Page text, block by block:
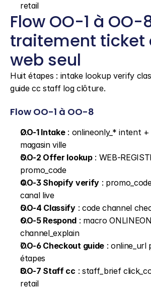
retail
Flow OO-1 à OO-
traitement ticket
web seul
Huit étapes : intake lookup verify
guide cc staff log clôture.
Flow OO-1 à OO-8
OO-1 Intake : onlineonly_* intent +
magasin ville
OO-2 Offer lookup : WEB-
promo_code
OO-3 Shopify verify :
canal live
OO-4 Classify : code channel
OO-5 Respond : macro
channel_explain
OO-6 Checkout guide : online_url
étapes
OO-7 Staff cc : staff_brief
retail